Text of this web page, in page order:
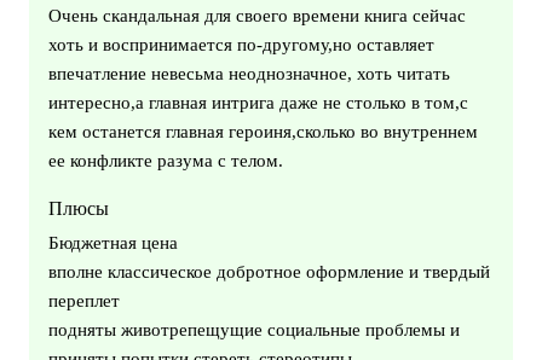
Очень скандальная для своего времени книга сейчас
хоть и воспринимается по-другому,но оставляет
впечатление невесьма неоднозначное, хоть читать
интересно,а главная интрига даже не столько в том,с
кем останется главная героиня,сколько во внутреннем
ее конфликте разума с телом.
Плюсы
Бюджетная цена
вполне классическое добротное оформление и твердый
переплет
подняты животрепещущие социальные проблемы и